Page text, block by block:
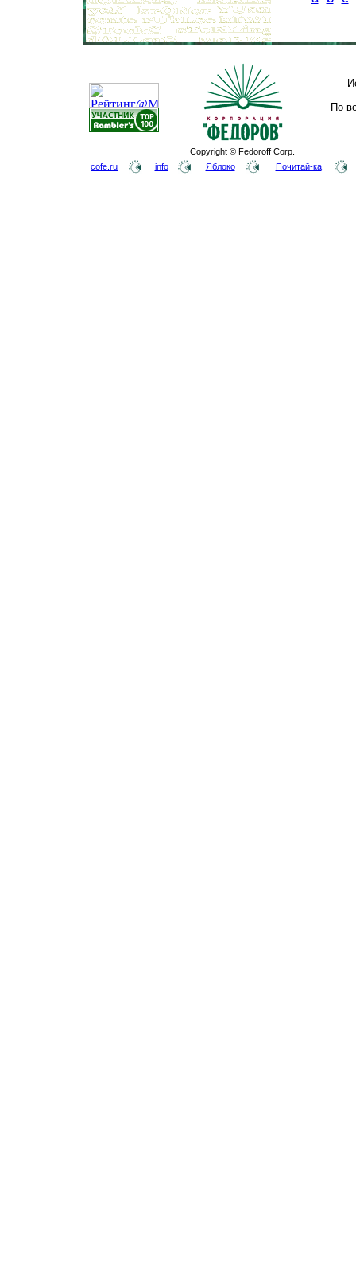
Copyright © Fedoroff Corp.
По
cofe.ru info Яблоко Почитай-ка